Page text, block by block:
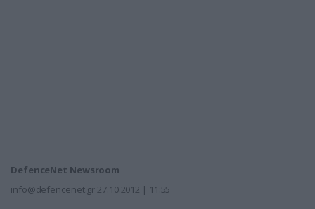
DefenceNet Newsroom
info@defencenet.gr 27.10.2012 | 11:55